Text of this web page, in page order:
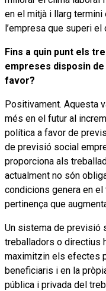
en el mitjà i llarg
l’empresa que superi
Fins a quin punt els
empreses disposin
favor?
Positivament. Aquesta
més en el futur al
política a favor de
de previsió social
proporciona als
actualment no són
condicions genera en
pertinença que
Un sistema de previsió
treballadors o directius
maximitzin els efectes
beneficiaris i en la
pública i privada del